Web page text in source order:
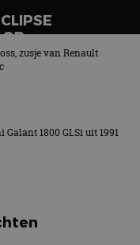
OP…
zusje van Renault
Galant 1800 GLSi uit 1991